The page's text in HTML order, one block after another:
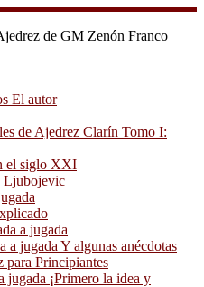
de GM Zenón Franco
El autor
de Ajedrez Clarín Tomo I:
el siglo XXI
Ljubojevic
a jugada
a jugada Y algunas anécdotas
para Principiantes
jugada ¡Primero la idea y